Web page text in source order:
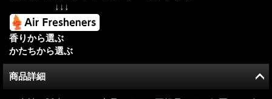
↓↓↓
香りから選ぶ
かたちから選ぶ
商品詳細